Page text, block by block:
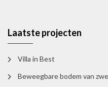
Laatste projecten
Villa in Best
Beweegbare bodem van